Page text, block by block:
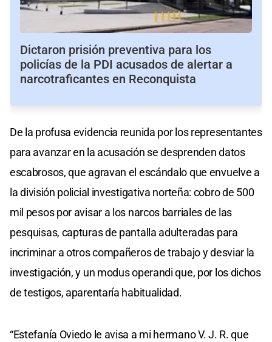
Dictaron prisión preventiva para los
policías de la PDI acusados de alertar a
narcotraficantes en Reconquista
De la profusa evidencia reunida por los representantes
para avanzar en la acusación se desprenden datos
escabrosos, que agravan el escándalo que envuelve a
la división policial investigativa norteña: cobro de 500
mil pesos por avisar a los narcos barriales de las
pesquisas, capturas de pantalla adulteradas para
incriminar a otros compañeros de trabajo y desviar la
investigación, y un modus operandi que, por los dichos
de testigos, aparentaría habitualidad.
“Estefanía Oviedo le avisa a mi hermano V. J. R. que